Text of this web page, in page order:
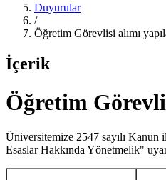
Duyurular
/
Öğretim Görevlisi alımı
İçerik
Öğretim
Üniversitemize 2547 sayılı Kanun
Esaslar Hakkında Yönetmelik"